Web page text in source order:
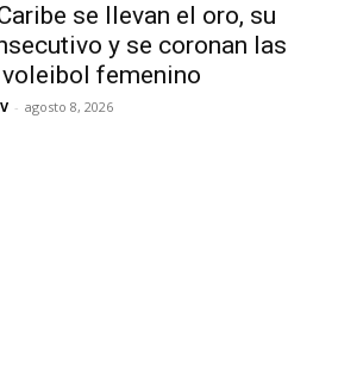
se llevan el oro, su
y se coronan las
femenino
- agosto 8, 2026